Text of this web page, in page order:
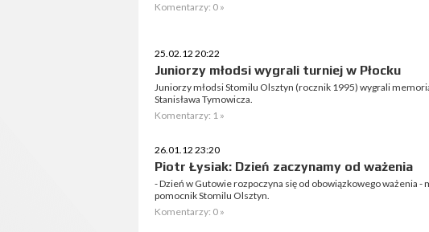
Komentarzy: 0 »
25.02.12 20:22
Juniorzy młodsi wygrali turniej w Płocku
Juniorzy młodsi Stomilu Olsztyn (rocznik 1995) wygrali
Stanisława Tymowicza.
Komentarzy: 1 »
26.01.12 23:20
Piotr Łysiak: Dzień zaczynamy od ważenia
- Dzień w Gutowie rozpoczyna się od obowiązkowego ważenia -
pomocnik Stomilu Olsztyn.
Komentarzy: 0 »